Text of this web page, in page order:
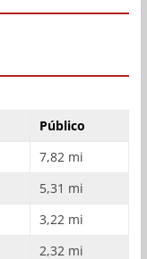
Público
7,82 mi
5,31 mi
3,22 mi
2,32 mi